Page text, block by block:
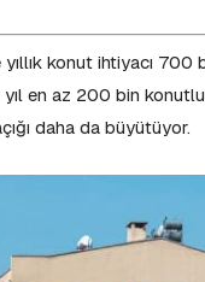
konut ihtiyacı 700
en az 200 bin
daha da büyütüyor.